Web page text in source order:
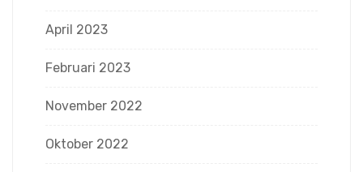
April 2023
Februari 2023
November 2022
Oktober 2022